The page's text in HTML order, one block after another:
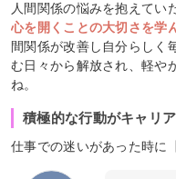
人間関係の悩みを抱えてい
心を開くことの大切さを学
間関係が改善し自分らしく
む日々から解放され、軽や
ね。
積極的な行動がキャリ
仕事での迷いがあった時に